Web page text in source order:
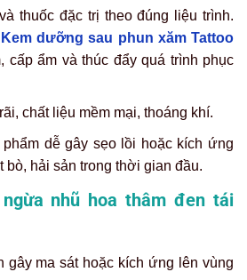
thuốc đặc trị theo đúng liệu trình.
Kem dưỡng sau phun xăm Tattoo
cấp ẩm và thúc đẩy quá trình phục
chất liệu mềm mại, thoáng khí.
dễ gây sẹo lồi hoặc kích ứng
bò, hải sản trong thời gian đầu.
nhũ hoa thâm đen tái
gây ma sát hoặc kích ứng lên vùng